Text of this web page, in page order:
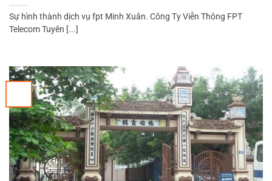
Sự hình thành dịch vụ fpt Minh Xuân. Công Ty Viễn Thông FPT
Telecom Tuyên [...]